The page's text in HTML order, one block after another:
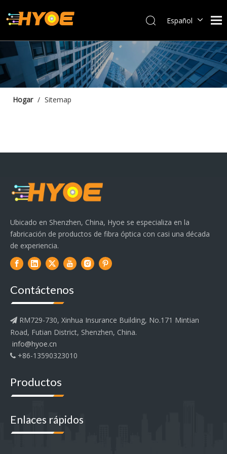
Español
Français
Português
Bahasa indonesia
Hogar / Sitemap
Ubicado en Shenzhen, China, Hyoe se especializa en la
fabricación de productos de fibra óptica con casi una década
de experiencia.
Contáctenos
 RM729-730, Xinhua Insurance Building, No.171 Mintian
Road, Futian District, Shenzhen, China.
info@hyoe.cn
 +86-13590323010
Productos
Enlaces rápidos